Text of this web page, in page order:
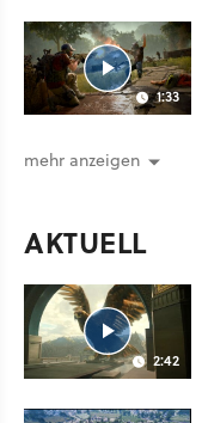
1:33
mehr anzeigen
AKTUELL
2:42